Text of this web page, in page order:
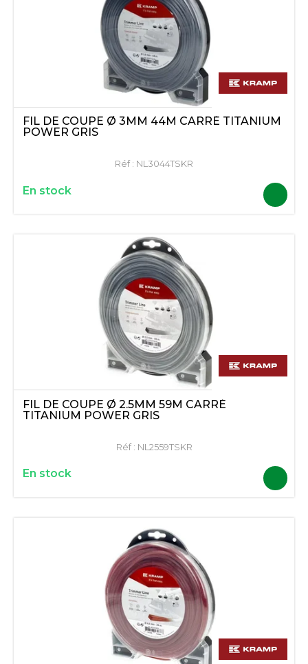
FIL DE COUPE Ø 3MM 44M CARRÉ TITANIUM
POWER GRIS
Réf : NL3044TSKR
En stock
FIL DE COUPE Ø 2.5MM 59M CARRÉ
TITANIUM POWER GRIS
Réf : NL2559TSKR
En stock